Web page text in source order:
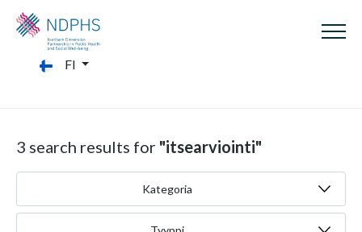
FI
3 search results for "itsearviointi"
Kategoria